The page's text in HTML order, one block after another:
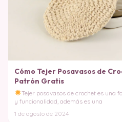
Cómo Tejer Posavasos de
Patrón Gratis
Tejer posavasos de crochet es una
y funcionalidad, además es una
1 de agosto de 2024